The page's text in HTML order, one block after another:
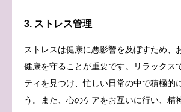
3. ストレス管理
ストレスは健康に悪影響を及ぼすため、
健康を守ることが重要です。リラックス
ティを見つけ、忙しい日常の中で積極的
う。また、心のケアをお互いに行い、精